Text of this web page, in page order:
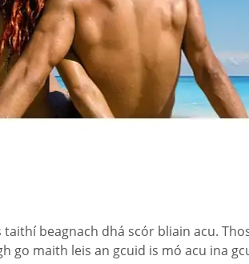
beagnach dhá scór bliain acu.
go maith leis an gcuid is mó acu ina